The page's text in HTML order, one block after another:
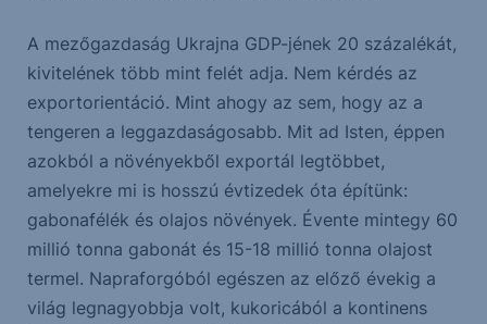
A mezőgazdaság Ukrajna GDP-jének 20 százalékát,
kivitelének több mint felét adja. Nem kérdés az
exportorientáció. Mint ahogy az sem, hogy az a
tengeren a leggazdaságosabb. Mit ad Isten, éppen
azokból a növényekből exportál legtöbbet,
amelyekre mi is hosszú évtizedek óta építünk:
gabonafélék és olajos növények. Évente mintegy 60
millió tonna gabonát és 15-18 millió tonna olajost
termel. Napraforgóból egészen az előző évekig a
világ legnagyobbja volt, kukoricából a kontinens